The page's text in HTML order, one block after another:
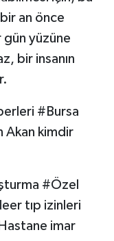
an önce
gün yüzüne
bir insanın
#Bursa
Akan kimdir
#Özel
tıp izinleri
imar